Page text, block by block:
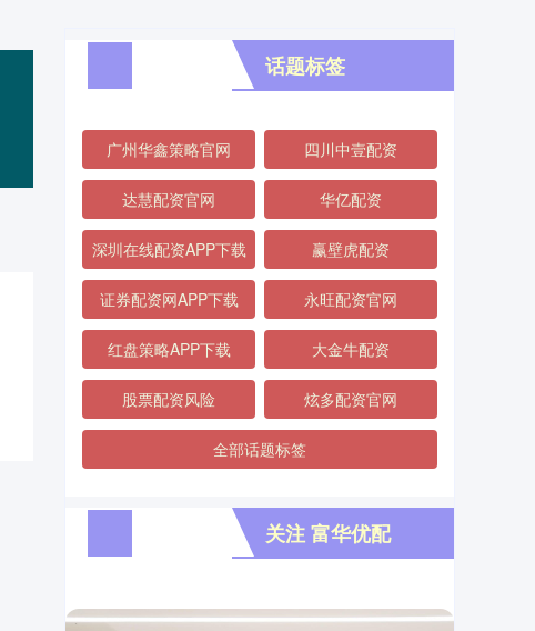
话题标签
广州华鑫策略官网 四川中壹配资
达慧配资官网 华亿配资
深圳在线配资APP下载 赢壁虎配资
证券配资网APP下载 永旺配资官网
红盘策略APP下载 大金牛配资
股票配资风险 炫多配资官网
全部话题标签
关注 富华优配